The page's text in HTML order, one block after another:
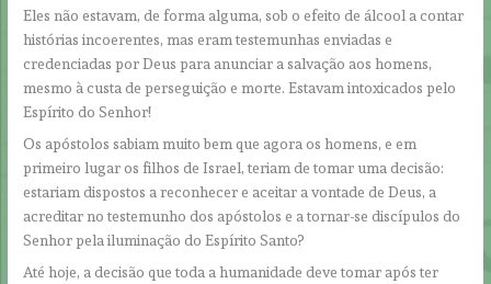
Eles não estavam, de forma alguma, sob o efeito de álcool a contar
histórias incoerentes, mas eram testemunhas enviadas e
credenciadas por Deus para anunciar a salvação aos homens,
mesmo à custa de perseguição e morte. Estavam intoxicados pelo
Espírito do Senhor!
Os apóstolos sabiam muito bem que agora os homens, e em
primeiro lugar os filhos de Israel, teriam de tomar uma decisão:
estariam dispostos a reconhecer e aceitar a vontade de Deus, a
acreditar no testemunho dos apóstolos e a tornar-se discípulos do
Senhor pela iluminação do Espírito Santo?
Até hoje, a decisão que toda a humanidade deve tomar após ter